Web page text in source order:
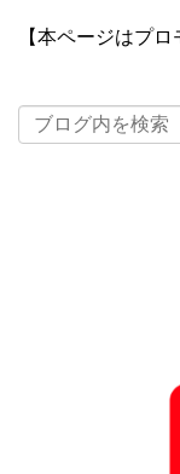
【本ページはプ